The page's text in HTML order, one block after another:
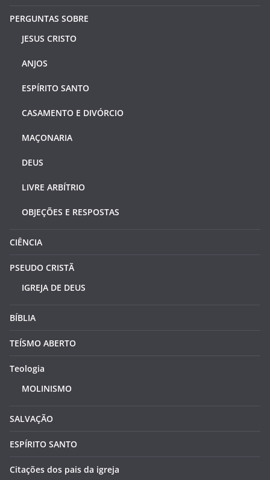
PERGUNTAS SOBRE
JESUS CRISTO
ANJOS
ESPÍRITO SANTO
CASAMENTO E DIVÓRCIO
MAÇONARIA
DEUS
LIVRE ARBÍTRIO
OBJEÇÕES E RESPOSTAS
CIÊNCIA
PSEUDO CRISTÃ
IGREJA DE DEUS
BÍBLIA
TEÍSMO ABERTO
Teologia
MOLINISMO
SALVAÇÃO
ESPÍRITO SANTO
Citações dos pais da igreja